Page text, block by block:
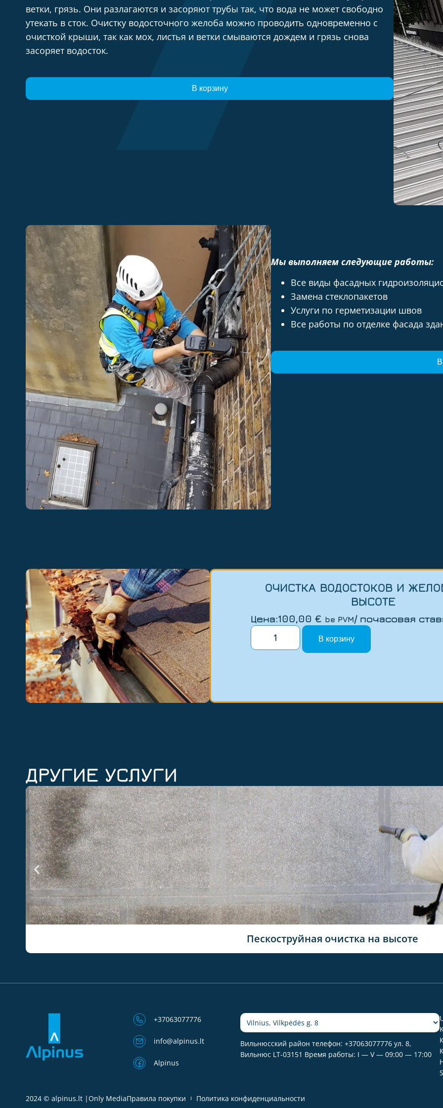
ветки, грязь. Они разлагаются и засоряют трубы так, что вода не может свободно
утекать в сток. Очистку водосточного желоба можно проводить одновременно с
очисткой крыши, так как мох, листья и ветки смываются дождем и грязь снова
засоряет водосток.
В корзину
Мы выполняем следующие работы:
Все виды фасадных
Замена стеклопакетов
Услуги по герметизации швов
Все работы по отделке фасада
ОЧИСТКА ВОДОСТОКОВ И
ВЫСОТЕ
Цена:100,00 € be PVM/ почасовая
В корзину
ДРУГИЕ УСЛУГИ
Пескоструйная очистка на высоте
+37063077776
info@alpinus.lt
Alpinus
Вильнюсский район телефон: +37063077776 ул. 8,
Вильнюс LT-03151 Время работы: I — V — 09:00 — 17:00
2024 © alpinus.lt |Only MediaПравила покупки Политика конфиденциальности